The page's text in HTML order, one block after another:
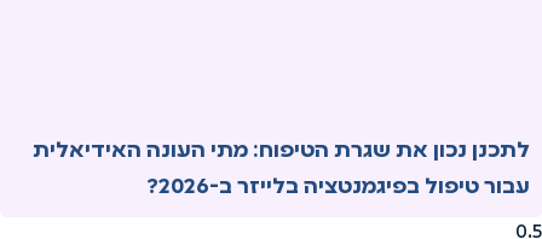
לתכנן נכון את שגרת הטיפוח: מתי העונה האידיאלית
עבור טיפול בפיגמנטציה בלייזר ב-2026?